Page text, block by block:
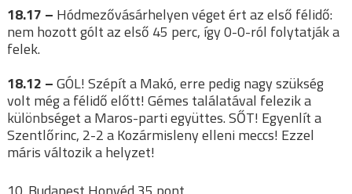
18.17 – Hódmezővásárhelyen véget ért az első félidő:
nem hozott gólt az első 45 perc, így 0-0-ról folytatják a
felek.
18.12 –GÓL! Szépít a Makó, erre pedig nagy szükség
volt még a félidő előtt! Gémes találatával felezik a
különbséget a Maros-parti együttes. SŐT! Egyenlít a
Szentlőrinc, 2-2 a Kozármisleny elleni meccs! Ezzel
máris változik a helyzet!